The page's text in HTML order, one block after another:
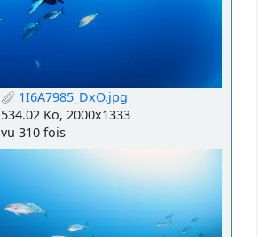
1I6A7985_DxO.jpg
534.02 Ko, 2000x1333
vu 310 fois